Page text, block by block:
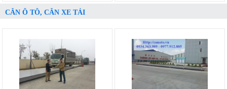
CÂN Ô TÔ, CÂN XE TẢI